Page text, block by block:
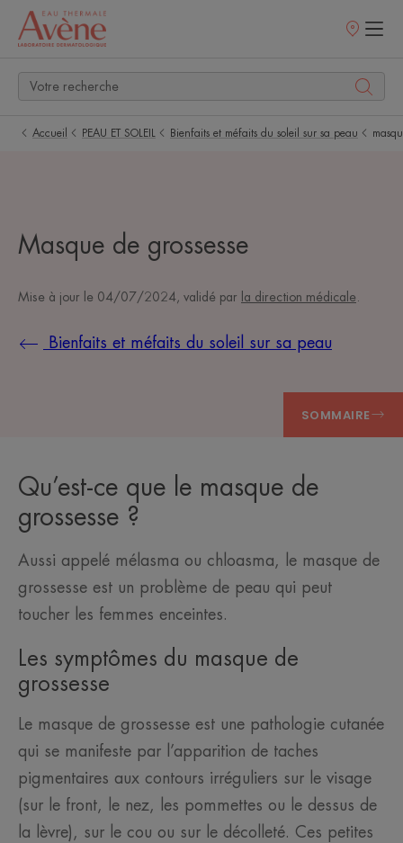
Points
Accueil PEAU ET SOLEIL Bienfaits et méfaits du soleil sur sa peau
Masque de grossesse
Mise à jour le 04/07/2024, validé par la direction médicale
Bienfaits et méfaits du soleil sur sa peau
SOMMAIRE
Qu’est-ce que le masque de
grossesse ?
Aussi appelé mélasma ou chloasma, le masque de
grossesse est un problème de peau qui peut
toucher les femmes enceintes.
Les symptômes du masque de
grossesse
Le masque de grossesse est une pathologie cutanée
qui se manifeste par l’apparition de taches
pigmentaires aux contours irréguliers sur le visage
(sur le front, le nez, les pommettes ou le dessus de
la lèvre), sur le cou ou sur le décolleté. Ces petites